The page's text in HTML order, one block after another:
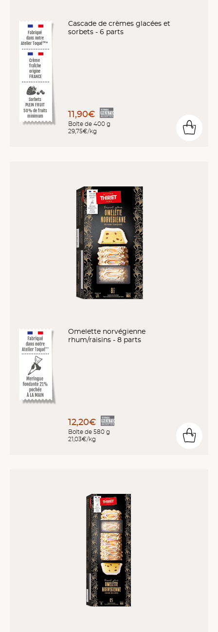
Fabriqué
dans notre
Atelier Toqué™*
Crème
fraîche
origine
FRANCE
Sorbets
PLEIN FRUIT
50% de fruits
minimum
Cascade de crèmes glacées et
sorbets - 6 parts
11,90€
Boîte de 400 g
29,75€/kg
Omelette norvégienne
rhum/raisins - 8 parts
12,20€
Boîte de 580 g
21,03€/kg